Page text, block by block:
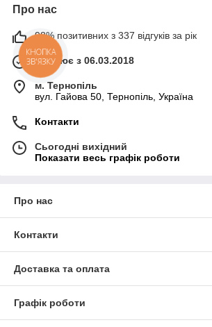
Про нас
98% позитивних з 337 відгуків за рік
Працює з 06.03.2018
м. Тернопіль
вул. Гайова 50, Тернопіль, Україна
Контакти
Сьогодні вихідний
Показати весь графік роботи
Про нас
Контакти
Доставка та оплата
Графік роботи
КНОПКА
ЗВ'ЯЗКУ